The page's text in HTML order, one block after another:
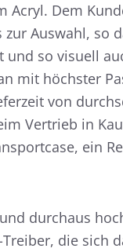
Acryl. Dem
zur Auswahl, so
und so visuell
mit höchster
von
Vertrieb in
ein
durchaus
die sich